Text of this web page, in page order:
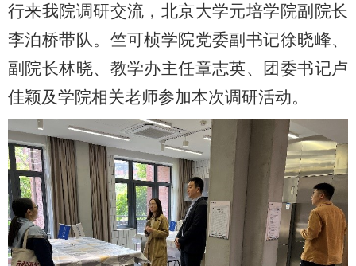
行来我院调研交流，北京大学元培学院副院长
李泊桥带队。竺可桢学院党委副书记徐晓峰、
副院长林晓、教学办主任章志英、团委书记卢
佳颖及学院相关老师参加本次调研活动。